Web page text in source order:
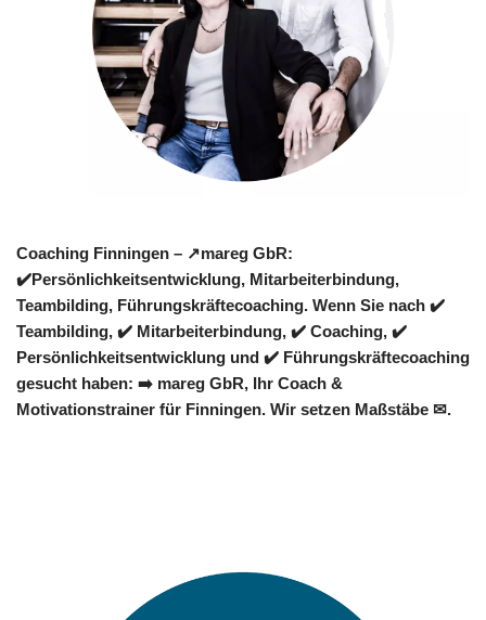
Coaching Finningen – ↗️mareg GbR:
✔️Persönlichkeitsentwicklung, Mitarbeiterbindung,
Teambilding, Führungskräftecoaching. Wenn Sie nach ✔️
Teambilding, ✔️ Mitarbeiterbindung, ✔️ Coaching, ✔️
Persönlichkeitsentwicklung und ✔️ Führungskräftecoaching
gesucht haben: ➡️ mareg GbR, Ihr Coach &
Motivationstrainer für Finningen. Wir setzen Maßstäbe ✉.